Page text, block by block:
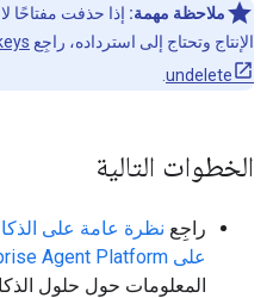
ملاحظة مهمة: إذا حذفت مفتاحًا
الإنتاج وتحتاج إلى استرداده، راجِع
undelete
الخطوات التالية
راجِع نظرة عامة على
على Gemini Enterprise Agent Platform
المعلومات حول حلول